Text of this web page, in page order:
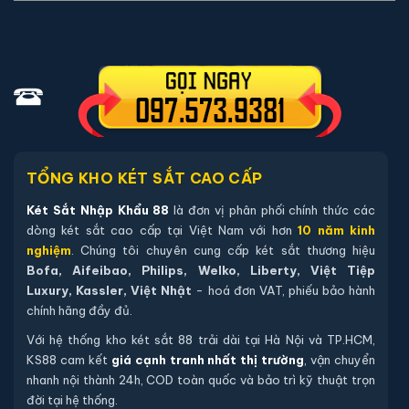
thống sẽ chuyển đến trang checkout. Ở trang check
out bạn kiểm tra lại thông tin sản phẩm 1 lần nữa. Nếu
những thông tin đã chính xác bạn tiếp tục ấn thanh
hình để chúng tôi có thể hỗ trợ bạn. Sau đó ấn submit
nhân viên của két sắt nhập khẩu 88 sẽ gọi lại xác nhận
và tiến hành xử lý cũng như giao hàng theo yêu cầu
của quý khách hàng
Cách 2
: Quý khách hàng liên hệ trực tiếp với nhân
viên chúng tôi qua zalo hoặc số điện thoại, chúng tôi
sẽ tư vấn các mẫu loại két phù hợp với yêu cầu của
quý khách hàng sau đó chúng tôi sẽ tiến hành xử lý
như quy trình tiếp theo.
TỔNG KHO KÉT SẮT CAO CẤP
Két Sắt Nhập Khẩu 88 là đơn vị phân phối chính thức các
dòng két sắt cao cấp tại Việt Nam với hơn10 năm kinh
nghiệm . Chúng tôi chuyên cung cấp két sắt thương hiệu
Bofa, Aifeibao, Philips, Welko, Liberty, Việt Tiệp
Luxury, Kassler, Việt Nhật - hoá đơn VAT, phiếu bảo hành
chính hãng đầy đủ.
Với hệ thống kho két sắt 88 trải dài tại Hà Nội và TP.HCM,
KS88 cam kết giá cạnh tranh nhất thị trường , vận chuyển
nhanh nội thành 24h, COD toàn quốc và bảo trì kỹ thuật trọn
đời tại hệ thống.